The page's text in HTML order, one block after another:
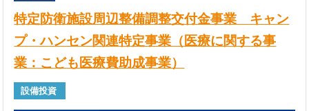
特定防衛施設周辺整備調整交付金事業 キャン
プ・ハンセン関連特定事業（医療に関する事
業：こども医療費助成事業）
設備投資